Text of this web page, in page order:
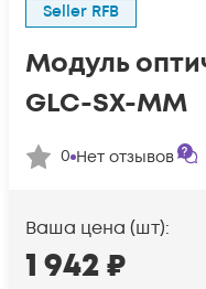
Seller RFB
Модуль
GLC-SX-MM
0 Нет отзывов
Ваша цена (шт):
1 942₽